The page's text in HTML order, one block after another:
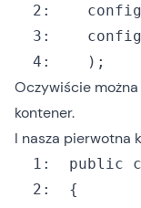
  2:
  3:
  4:
  	);
Oczywiście
kontener.
I nasza pierwotna
  1:
public
  2: